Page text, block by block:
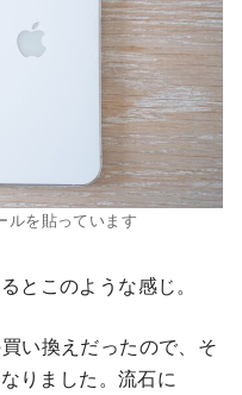
ルを貼っています
とこのような感じ。
い換えだったので、そ
りました。流石に